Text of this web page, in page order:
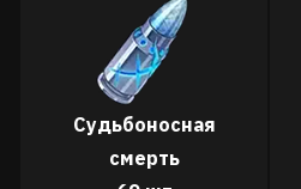
Судьбоносная
смерть